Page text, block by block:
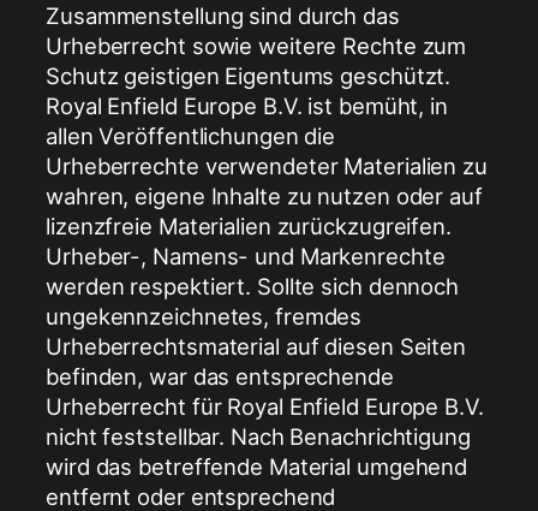
Zusammenstellung sind durch das
Urheberrecht sowie weitere Rechte zum
Schutz geistigen Eigentums geschützt.
Royal Enfield Europe B.V. ist bemüht, in
allen Veröffentlichungen die
Urheberrechte verwendeter Materialien zu
wahren, eigene Inhalte zu nutzen oder auf
lizenzfreie Materialien zurückzugreifen.
Urheber-, Namens- und Markenrechte
werden respektiert. Sollte sich dennoch
ungekennzeichnetes, fremdes
Urheberrechtsmaterial auf diesen Seiten
befinden, war das entsprechende
Urheberrecht für Royal Enfield Europe B.V.
nicht feststellbar. Nach Benachrichtigung
wird das betreffende Material umgehend
entfernt oder entsprechend